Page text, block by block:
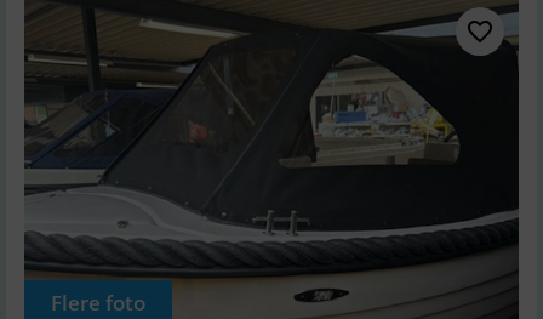
Flere foto